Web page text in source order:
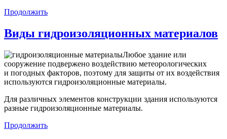
Продолжить
Виды гидроизоляционных материалов
Любое здание или
сооружение подвержено воздействию метеорологических
и погодных факторов, поэтому для защиты от их воздействия
используются гидроизоляционные материалы.
Для различных элементов конструкции здания используются
разные гидроизоляционные материалы.
Продолжить